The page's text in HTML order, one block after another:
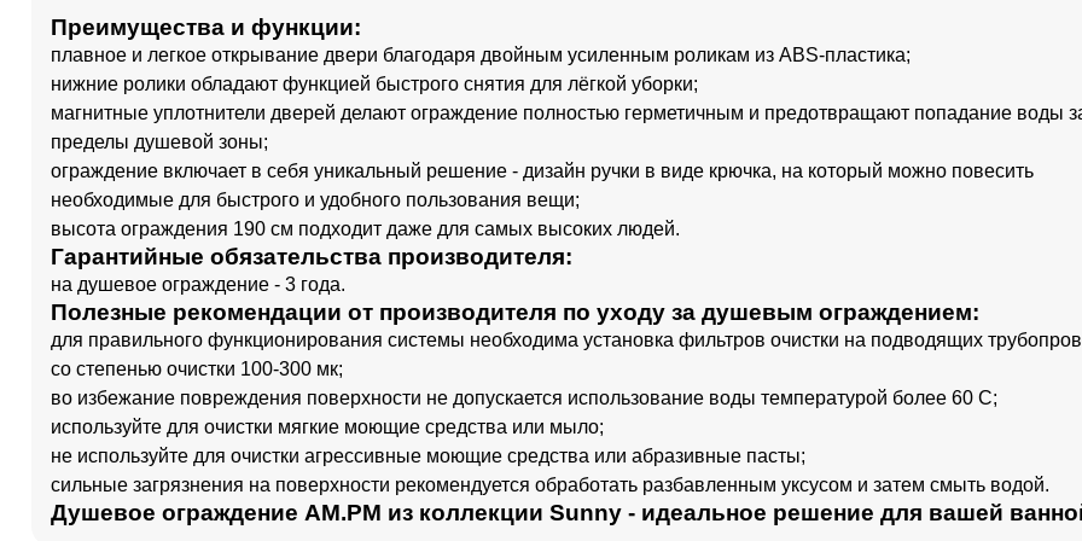
Преимущества и функции:
плавное и легкое открывание двери благодаря двойным усиленным роликам из ABS-пластика;
нижние ролики обладают функцией быстрого снятия для лёгкой уборки;
магнитные уплотнители дверей делают ограждение полностью герметичным и предотвращают попадание воды
пределы душевой зоны;
ограждение включает в себя уникальный решение - дизайн ручки в виде крючка, на который можно повесить
необходимые для быстрого и удобного пользования вещи;
высота ограждения 190 см подходит даже для самых высоких людей.
Гарантийные обязательства производителя:
на душевое ограждение - 3 года.
Полезные рекомендации от производителя по уходу за душевым ограждением:
для правильного функционирования системы необходима установка фильтров очистки на подводящих
со степенью очистки 100-300 мк;
во избежание повреждения поверхности не допускается использование воды температурой более 60 С;
используйте для очистки мягкие моющие средства или мыло;
не используйте для очистки агрессивные моющие средства или абразивные пасты;
сильные загрязнения на поверхности рекомендуется обработать разбавленным уксусом и затем смыть водой.
Душевое ограждение AM.PM из коллекции Sunny - идеальное решение для вашей